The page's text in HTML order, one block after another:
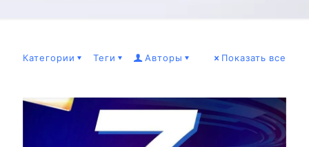
Категории Теги Авторы Показать все